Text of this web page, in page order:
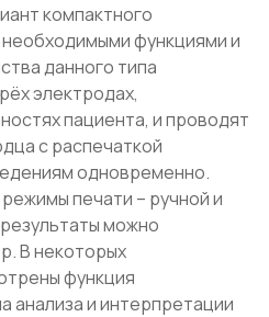
компактного
функциями и
данного типа
электродах,
пациента, и проводят
с распечаткой
одновременно.
печати – ручной и
можно
В некоторых
функция
анализа и интерпретации